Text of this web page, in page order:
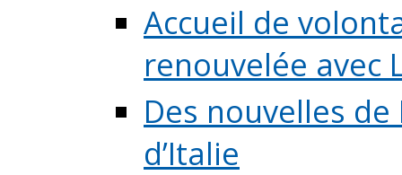
Accueil de
renouvelée avec
Des nouvelles
d’Italie